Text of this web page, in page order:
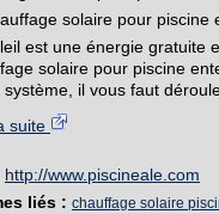
solaire pour piscine
est une énergie gratuite
solaire pour piscine
système, il vous faut
suite
http://www.piscineale.com
liés : chauffage solaire